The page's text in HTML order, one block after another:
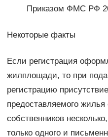
Приказом ФМС РФ
Некоторые факты
Если регистрация
жилплощади, то при
регистрацию
предоставляемого
собственников
только одного и